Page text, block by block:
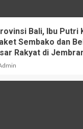
Bali, Ibu Putri
Sembako dan
Rakyat di